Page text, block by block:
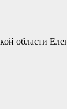
области